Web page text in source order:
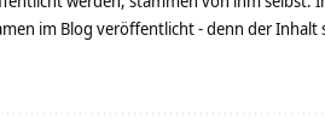
im Blog veröffentlicht - denn der Inhalt